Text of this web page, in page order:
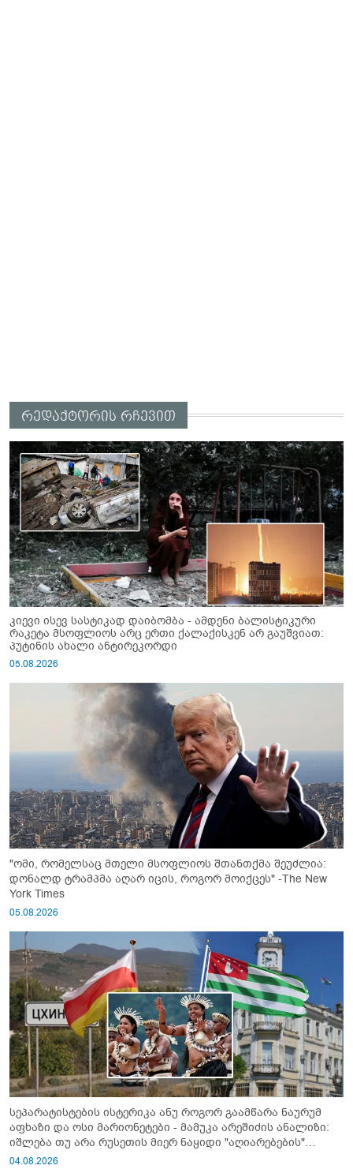
რედაქტორის რჩევით
კიევი ისევ სასტიკად დაიბომბა - ამდენი ბალისტიკური
რაკეტა მსოფლიოს არც ერთი ქალაქისკენ არ გაუშვიათ:
პუტინის ახალი ანტირეკორდი
05.08.2026
"ომი, რომელსაც მთელი მსოფლიოს შთანთქმა შეუძლია:
დონალდ ტრამპმა აღარ იცის, როგორ მოიქცეს" -The New
York Times
05.08.2026
სეპარატისტების ისტერიკა ანუ როგორ გაამწარა ნაურუმ
აფხაზი და ოსი მარიონეტები - მამუკა არეშიძის ანალიზი:
იშლება თუ არა რუსეთის მიერ ნაყიდი "აღიარებების"
სისტემა?!
04.08.2026